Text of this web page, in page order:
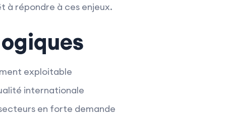
à répondre à ces enjeux.
exploitable
internationale
en forte demande